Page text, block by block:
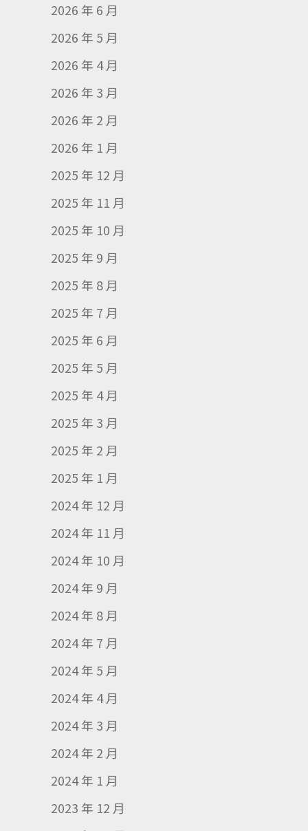
2026 年 6 月
2026 年 5 月
2026 年 4 月
2026 年 3 月
2026 年 2 月
2026 年 1 月
2025 年 12 月
2025 年 11 月
2025 年 10 月
2025 年 9 月
2025 年 8 月
2025 年 7 月
2025 年 6 月
2025 年 5 月
2025 年 4 月
2025 年 3 月
2025 年 2 月
2025 年 1 月
2024 年 12 月
2024 年 11 月
2024 年 10 月
2024 年 9 月
2024 年 8 月
2024 年 7 月
2024 年 5 月
2024 年 4 月
2024 年 3 月
2024 年 2 月
2024 年 1 月
2023 年 12 月